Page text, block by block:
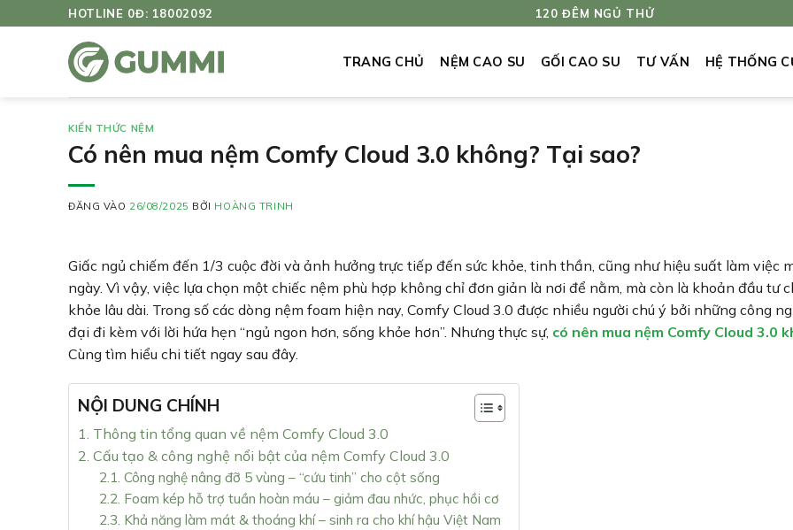
qua
HOTLINE 0Đ: 18002092 120 ĐÊM NGỦ THỬ
TRANG CHỦ NỆM CAO SU GỐI CAO SU TƯ VẤN HỆ THỐNG
KIẾN THỨC NỆM
Có nên mua nệm Comfy Cloud 3.0 không? Tại sao?
ĐĂNG VÀO 26/08/2025 BỞI HOÀNG TRINH
Giấc ngủ chiếm đến 1/3 cuộc đời và ảnh hưởng trực tiếp đến sức khỏe, tinh thần, cũng như hiệu suất làm việc
ngày. Vì vậy, việc lựa chọn một chiếc nệm phù hợp không chỉ đơn giản là nơi để nằm, mà còn là khoản đầu tư
khỏe lâu dài. Trong số các dòng nệm foam hiện nay, Comfy Cloud 3.0 được nhiều người chú ý bởi những công
đại đi kèm với lời hứa hẹn “ngủ ngon hơn, sống khỏe hơn”. Nhưng thực sự, có nên mua nệm Comfy Cloud 3.0
Cùng tìm hiểu chi tiết ngay sau đây.
NỘI DUNG CHÍNH
1. Thông tin tổng quan về nệm Comfy Cloud 3.0
2. Cấu tạo & công nghệ nổi bật của nệm Comfy Cloud 3.0
2.1. Công nghệ nâng đỡ 5 vùng – “cứu tinh” cho cột sống
2.2. Foam kép hỗ trợ tuần hoàn máu – giảm đau nhức, phục hồi cơ
2.3. Khả năng làm mát & thoáng khí – sinh ra cho khí hậu Việt Nam